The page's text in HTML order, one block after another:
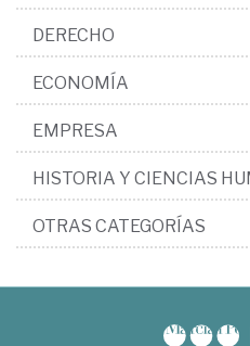
DERECHO
ECONOMÍA
EMPRESA
HISTORIA Y CIENCIAS
OTRAS CATEGORÍAS